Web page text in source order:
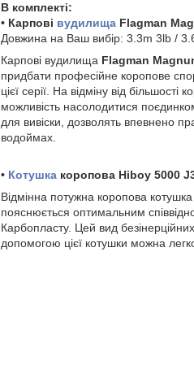
В комплекті:
• Карпові вудилища Flagman
Довжина на Ваш вибір: 3.3m 3lb /
Карпові вудилища Flagman
придбати професійне коропове
цієї серії. На відміну від
можливість насолодитися
для вивіски, дозволять впевнено
водоймах.
• Котушка коропова Hiboy 5000
Відмінна потужна коропова
пояснюється оптимальним
Карбопласту. Цей вид
допомогою цієї котушки можна